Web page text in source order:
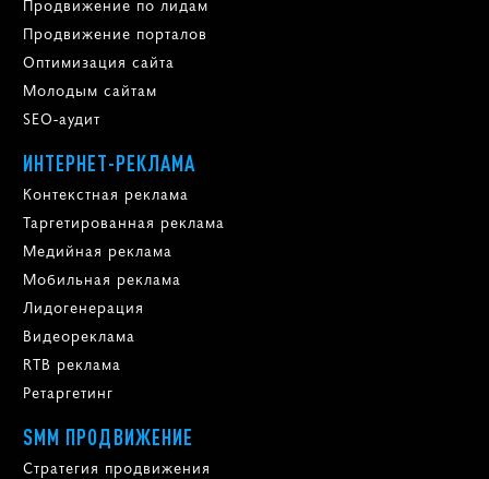
Продвижение порталов
Оптимизация сайта
Молодым сайтам
SEO-аудит
ИНТЕРНЕТ-РЕКЛАМА
Контекстная реклама
Таргетированная реклама
Медийная реклама
Мобильная реклама
Лидогенерация
Видеореклама
RTB реклама
Ретаргетинг
SMM ПРОДВИЖЕНИЕ
Стратегия продвижения